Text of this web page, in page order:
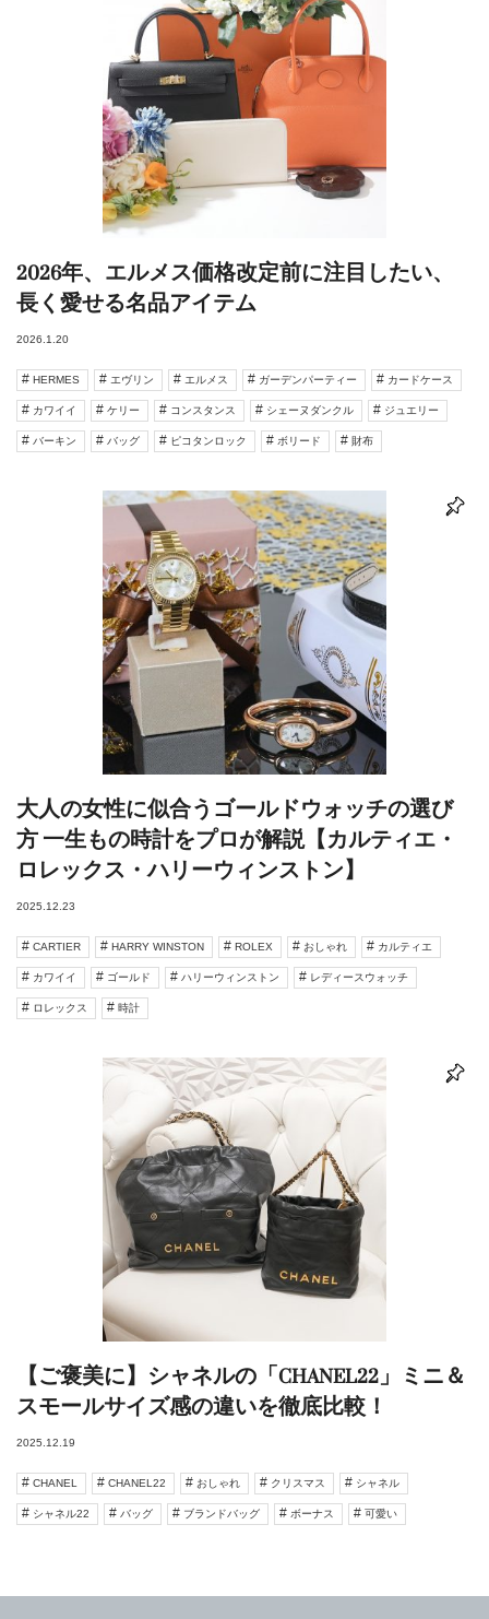
2026年、エルメス価格改定前に注目したい、
長く愛せる名品アイテム
2026.1.20
HERMES エヴリン エルメス ガーデンパーティー カードケース
カワイイ ケリー コンスタンス シェーヌダンクル ジュエリー
バーキン バッグ ピコタンロック ボリード 財布
大人の女性に似合うゴールドウォッチの選び
方 一生もの時計をプロが解説【カルティエ・
ロレックス・ハリーウィンストン】
2025.12.23
CARTIER HARRY WINSTON ROLEX おしゃれ カルティエ
カワイイ ゴールド ハリーウィンストン レディースウォッチ
ロレックス 時計
【ご褒美に】シャネルの「CHANEL22」ミニ＆
スモールサイズ感の違いを徹底比較！
2025.12.19
CHANEL CHANEL22 おしゃれ クリスマス シャネル
シャネル22 バッグ ブランドバッグ ボーナス 可愛い